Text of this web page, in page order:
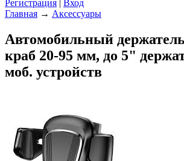
Регистрация | Вход
Главная → Аксессуары
Автомобильный
краб 20-95 мм, до 5"
моб. устройств